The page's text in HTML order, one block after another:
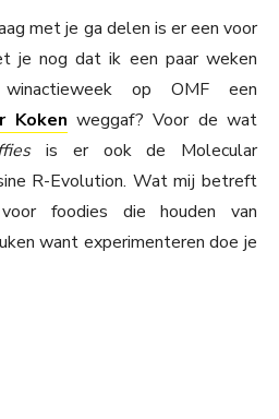
met je ga delen is er een voor
je nog dat ik een paar weken
op OMF een
Koken weggaf? Voor de wat
is er ook de Molecular
R-Evolution. Wat mij betreft
foodies die houden van
want experimenteren doe je